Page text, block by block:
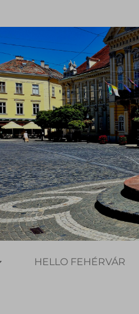
HELLO FEHÉRVÁR